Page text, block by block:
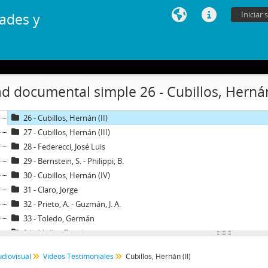
y Iniciar
documental simple 26 - Cubillos,
19 - Troncoso, Arturo
20 - De Castro, Sergio
22 - Méndez, Juan Carlos
23 - Cubillos, Hernán (I)
24 - Yovane, Arturo
25 - Sesión de conversación sin invitado (II)
26 - Cubillos, Hernán (II)
27 - Cubillos, Hernán (III)
28 - Federecci, José Luis
29 - Bernstein, S. - Philippi, B.
30 - Cubillos, Hernán (IV)
31 - Claro, Jorge
32 - Prieto, A. - Guzmán, J. A.
33 - Toledo, Germán
34 - Müller, Tomás
36 - Seguel, Enrique
Videos Testimoniales Cubillos, Hernán (II)